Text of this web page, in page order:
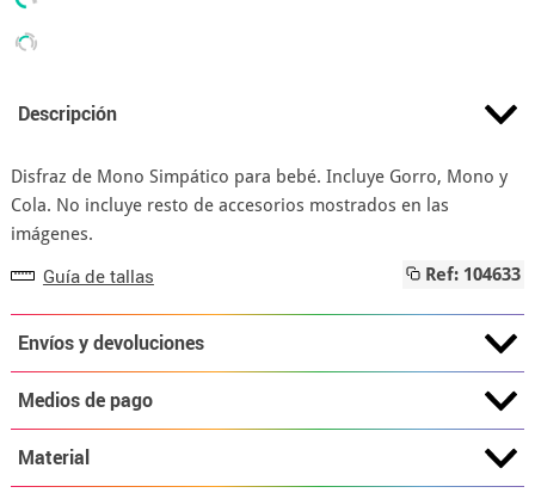
Descripción
Disfraz de Mono Simpático para bebé. Incluye Gorro, Mono y
Cola. No incluye resto de accesorios mostrados en las
imágenes.
Guía de tallas Ref: 104633
Envíos y devoluciones
Medios de pago
Material